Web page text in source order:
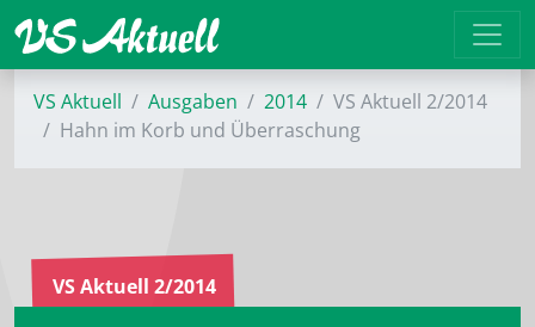
VS Aktuell Ausgaben 2014
VS Aktuell 2/2014
Hahn im Korb und Überraschung
VS Aktuell 2/2014